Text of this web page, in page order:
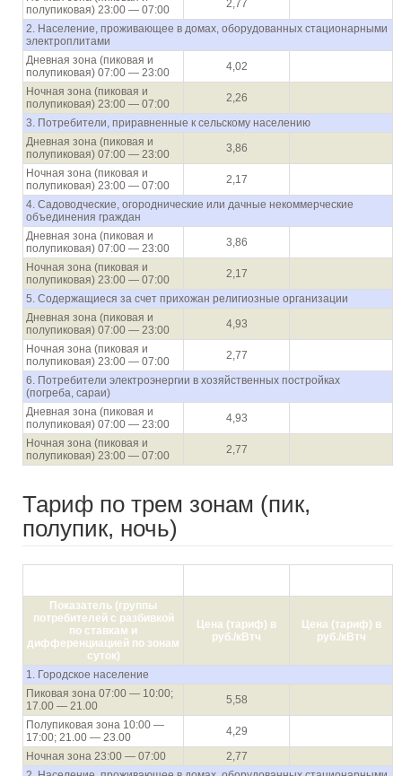
полупиковая) 23:00 — 07:00
2,77
2. Население, проживающее в домах, оборудованных стационарными
электроплитами
Дневная зона (пиковая и
полупиковая) 07:00 — 23:00
4,02
Ночная зона (пиковая и
полупиковая) 23:00 — 07:00
2,26
3. Потребители, приравненные к сельскому населению
Дневная зона (пиковая и
полупиковая) 07:00 — 23:00
3,86
Ночная зона (пиковая и
полупиковая) 23:00 — 07:00
2,17
4. Садоводческие, огороднические или дачные некоммерческие
объединения граждан
Дневная зона (пиковая и
полупиковая) 07:00 — 23:00
3,86
Ночная зона (пиковая и
полупиковая) 23:00 — 07:00
2,17
5. Содержащиеся за счет прихожан религиозные организации
Дневная зона (пиковая и
полупиковая) 07:00 — 23:00
4,93
Ночная зона (пиковая и
полупиковая) 23:00 — 07:00
2,77
6. Потребители электроэнергии в хозяйственных постройках
(погреба, сараи)
Дневная зона (пиковая и
полупиковая) 07:00 — 23:00
4,93
Ночная зона (пиковая и
полупиковая) 23:00 — 07:00
2,77
Тариф по трем зонам (пик,
полупик, ночь)
Показатель (группы
потребителей с разбивкой
по ставкам и
дифференциацией по зонам
суток)
Цена (тариф) в
руб./кВтч
Цена (тариф) в
руб./кВтч
1. Городское население
Пиковая зона 07:00 — 10:00;
17.00 — 21.00
5,58
Полупиковая зона 10:00 —
17:00; 21.00 — 23.00
4,29
Ночная зона 23:00 — 07:00
2,77